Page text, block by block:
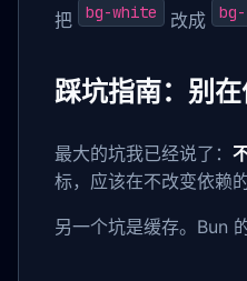
把
bg-white 改成
踩坑指南：别
最大的坑我已经说了：
标，应该在不改变依赖
另一个坑是缓存。Bun